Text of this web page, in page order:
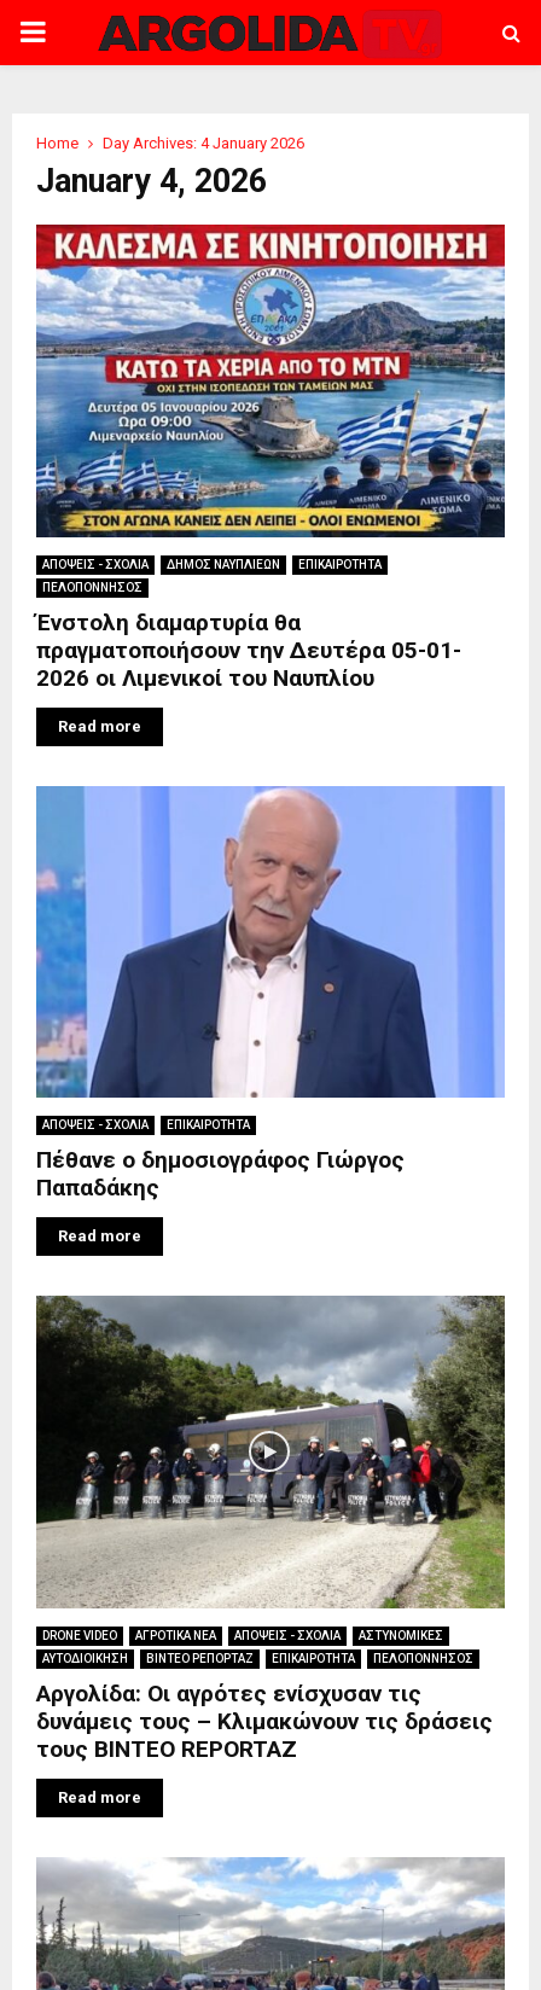
PRIMARY
Home Day Archives: 4 January 2026
January 4, 2026
ΑΠΟΨΕΙΣ - ΣΧΟΛΙΑ ΔΗΜΟΣ ΝΑΥΠΛΙΕΩΝ
ΕΠΙΚΑΙΡΟΤΗΤΑ
ΠΕΛΟΠΟΝΝΗΣΟΣ
Ένστολη διαμαρτυρία θα
πραγματοποιήσουν την Δευτέρα 05-01-
2026 οι Λιμενικοί του Ναυπλίου
Read more
ΑΠΟΨΕΙΣ - ΣΧΟΛΙΑ ΕΠΙΚΑΙΡΟΤΗΤΑ
Πέθανε ο δημοσιογράφος Γιώργος
Παπαδάκης
Read more
DRONE VIDEO ΑΓΡΟΤΙΚΑ ΝΕΑ ΑΠΟΨΕΙΣ - ΣΧΟΛΙΑ
ΑΣΤΥΝΟΜΙΚΕΣ
ΑΥΤΟΔΙΟΙΚΗΣΗ
ΒΙΝΤΕΟ ΡΕΠΟΡΤΑΖ ΕΠΙΚΑΙΡΟΤΗΤΑ ΠΕΛΟΠΟΝΝΗΣΟΣ
Αργολίδα: Οι αγρότες ενίσχυσαν τις
δυνάμεις τους – Κλιμακώνουν τις δράσεις
τους BINTEO REPORTAZ
Read more